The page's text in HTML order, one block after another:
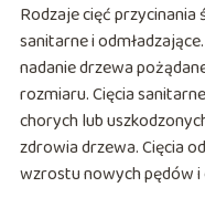
Rodzaje cięć
sanitarne i
nadanie drzewa
rozmiaru. Cięcia
chorych lub
zdrowia drzewa. Cięcia
wzrostu nowych pędów i